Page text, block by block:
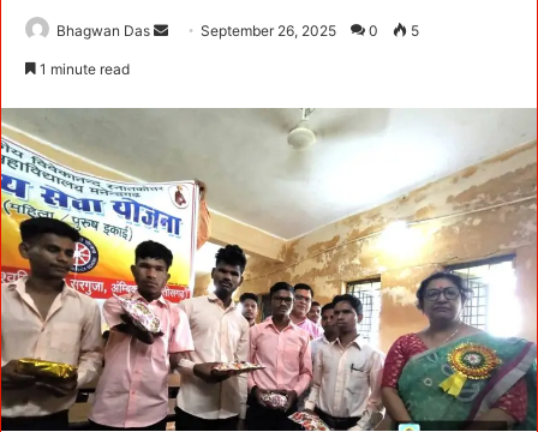
Bhagwan Das
Send September 26, 2025 0 5
1 minute read